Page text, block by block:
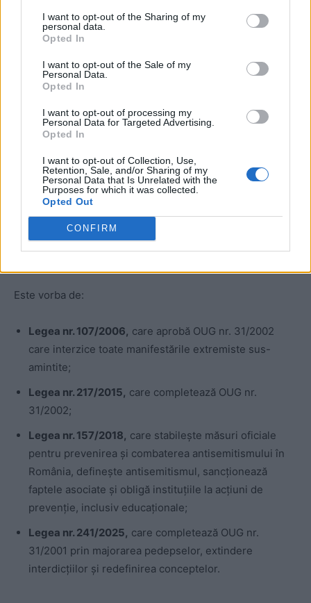
I want to opt-out of the Sharing of my
personal data.
Opted In
I want to opt-out of the Sale of my
Personal Data.
Opted In
I want to opt-out of processing my
Personal Data for Targeted Advertising.
Opted In
I want to opt-out of Collection, Use,
Retention, Sale, and/or Sharing of my
Personal Data that Is Unrelated with the
Purposes for which it was collected.
Opted Out
CONFIRM
Proiectul de lege respectiv a fost semnat de
parlamentari de la AUR, SOS, POT, PACE și neafiliați
fost depus la Senat în data de 23 martie 2026. În numele
proiectul de legepropune abrogarea unor acte
normative care interzic și sancționează organizațiile,
simbolurile și propaganda fascistă, legionară, rasistă
sau xenofobă, precum și promovarea cultului
persoanelor vinovate de genocid, crime de război sau
Este vorba de:
Legea nr. 107/2006, care aprobă OUG nr. 31/2002
care interzice toate manifestările extremiste sus-
amintite;
Legea nr. 217/2015, care completează OUG nr.
31/2002;
Legea nr. 157/2018, care stabilește măsuri oficiale
pentru prevenirea și combaterea antisemitismului în
România, definește antisemitismul, sancționează
faptele asociate și obligă instituțiile la acțiuni de
prevenție, inclusiv educaționale;
Legea nr. 241/2025, care completează OUG nr.
31/2001 prin majorarea pedepselor, extindere
interdicțiilor și redefinirea conceptelor.